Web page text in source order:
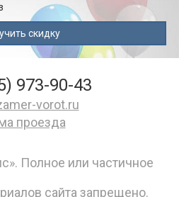
973-90-43
vorot.ru
проезда
Полное или частичное
сайта запрещено.